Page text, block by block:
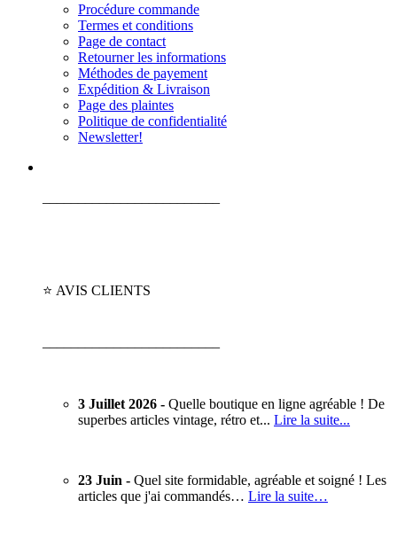
Procédure commande
Termes et conditions
Page de contact
Retourner les informations
Méthodes de payement
Expédition & Livraison
Page des plaintes
Politique de confidentialité
Newsletter!
⭐ AVIS CLIENTS
3 Juillet 2026 - Quelle boutique en ligne agréable ! De
superbes articles vintage, rétro et... Lire la suite...
23 Juin - Quel site formidable, agréable et soigné ! Les
articles que j'ai commandés… Lire la suite…